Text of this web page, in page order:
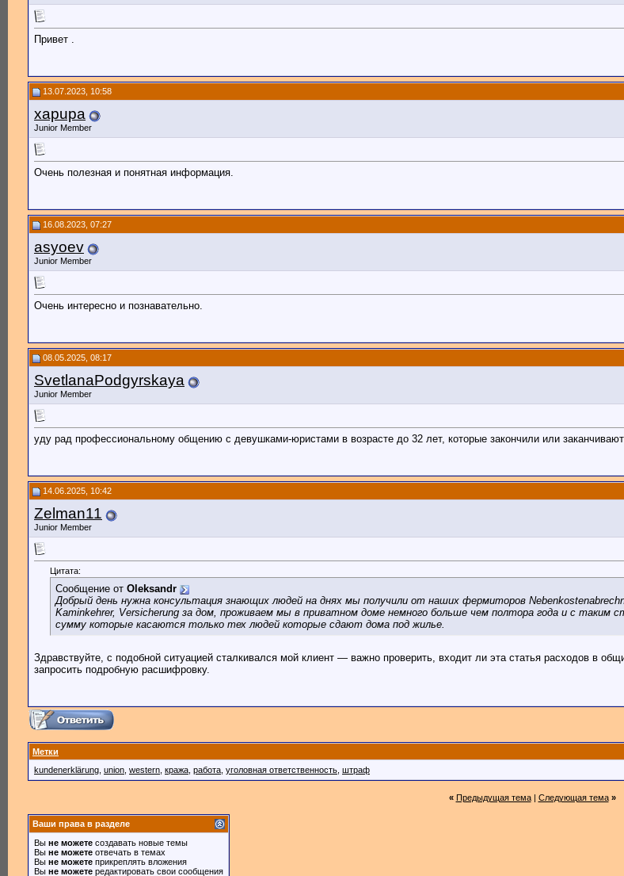
Привет .
13.07.2023, 10:58
xapupa
Junior Member
Очень полезная и понятная информация.
16.08.2023, 07:27
asyoev
Junior Member
Очень интересно и познавательно.
08.05.2025, 08:17
SvetlanaPodgyrskaya
Junior Member
уду рад профессиональному общению с девушками-юристами в возрасте до 32 лет, которые закончили или
14.06.2025, 10:42
Zelman11
Junior Member
Цитата:
Сообщение от Oleksandr
Добрый день нужна консультация знающих людей на днях мы получили от наших фермиторов
Kaminkehrer, Versicherung за дом, проживаем мы в приватном доме немного больше чем полтора года и с
сумму которые касаются только тех людей которые сдают дома под жилье.
Здравствуйте, с подобной ситуацией сталкивался мой клиент — важно проверить, входит ли эта статья расходов в
запросить подробную расшифровку.
Метки
kundenerklärung union western кража работа уголовная ответственность штраф
« Предыдущая тема| Следующая тема »
Ваши права в разделе
Вы не можете создавать новые темы
Вы не можете отвечать в темах
Вы не можете прикреплять вложения
Вы не можете редактировать свои сообщения